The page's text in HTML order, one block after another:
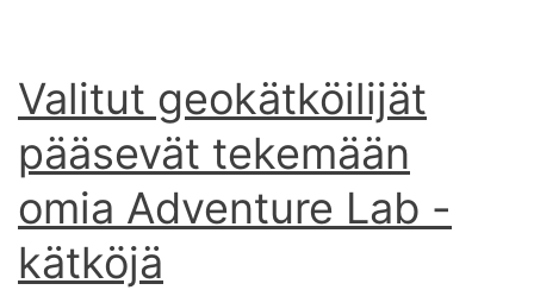
Valitut geokätköilijät
pääsevät tekemään
omia Adventure Lab -
kätköjä